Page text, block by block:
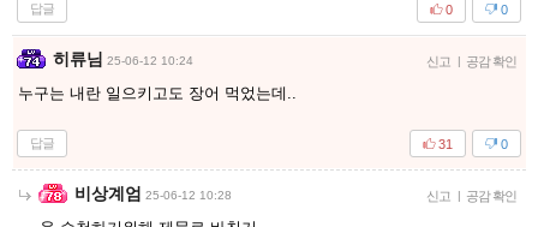
답글 0
0
히류님 25-06-12 10:24 신고 | 공감 확인
누구는 내란 일으키고도 장어 먹었는데..
답글 0
31
비상계엄 25-06-12 10:28 신고 | 공감 확인